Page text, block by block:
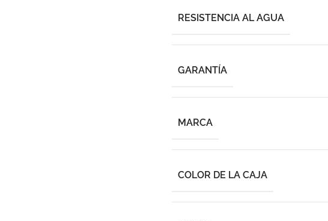
RESISTENCIA AL AGUA
GARANTÍA
MARCA
COLOR DE LA CAJA